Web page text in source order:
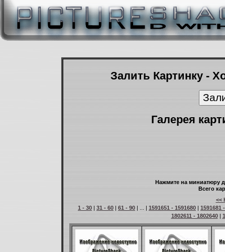
Залить Картинку -
Галерея
Нажмите на миниатюру
Всего
<<
1 - 30 | 31 - 60 | 61 - 90 | ... | 1591651 - 1591680 | 1591681
1802611 - 1802640|